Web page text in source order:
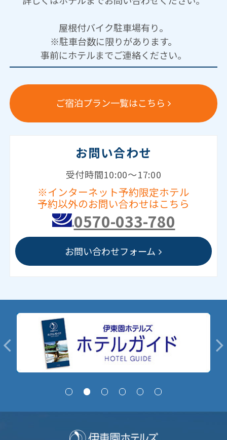
屋根付バイク駐車場有り。
※駐車台数に限りがあります。
事前にホテルまでご連絡ください。
ご宿泊プラン一覧はこちら
お問い合わせ
受付時間10:00～17:00
※インターネット予約限定ホテル
予約以外のお問い合わせはこちら
0570-033-780
お問い合わせフォーム